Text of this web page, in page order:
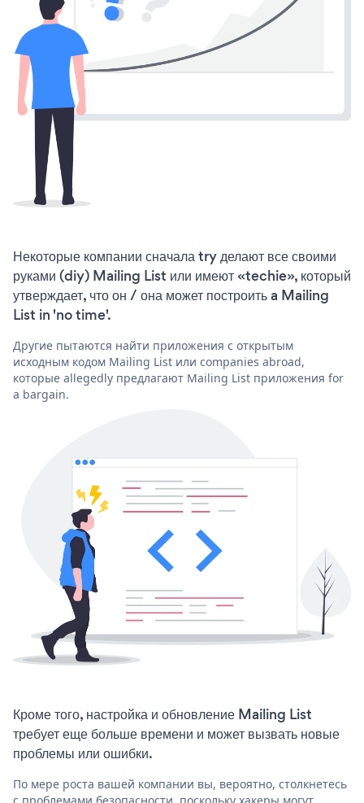
Некоторые компании сначала try делают все своими
руками (diy) Mailing List или имеют «techie», который
утверждает, что он / она может построить a Mailing
List in 'no time'.
Другие пытаются найти приложения с открытым
исходным кодом Mailing List или companies abroad,
которые allegedly предлагают Mailing List приложения for
a bargain.
Кроме того, настройка и обновление Mailing List
требует еще больше времени и может вызвать новые
проблемы или ошибки.
По мере роста вашей компании вы, вероятно, столкнетесь